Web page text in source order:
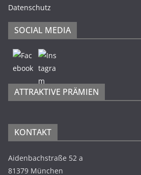
Datenschutz
SOCIAL MEDIA
ATTRAKTIVE PRÄMIEN
KONTAKT
Aidenbachstraße 52 a
81379 München